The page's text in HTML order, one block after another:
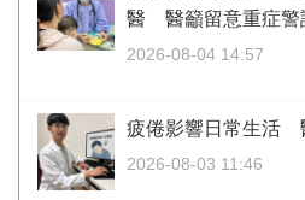
醫 醫籲留意重症警
2026-08-04 14:57
疲倦影響日常生活
2026-08-03 11:46